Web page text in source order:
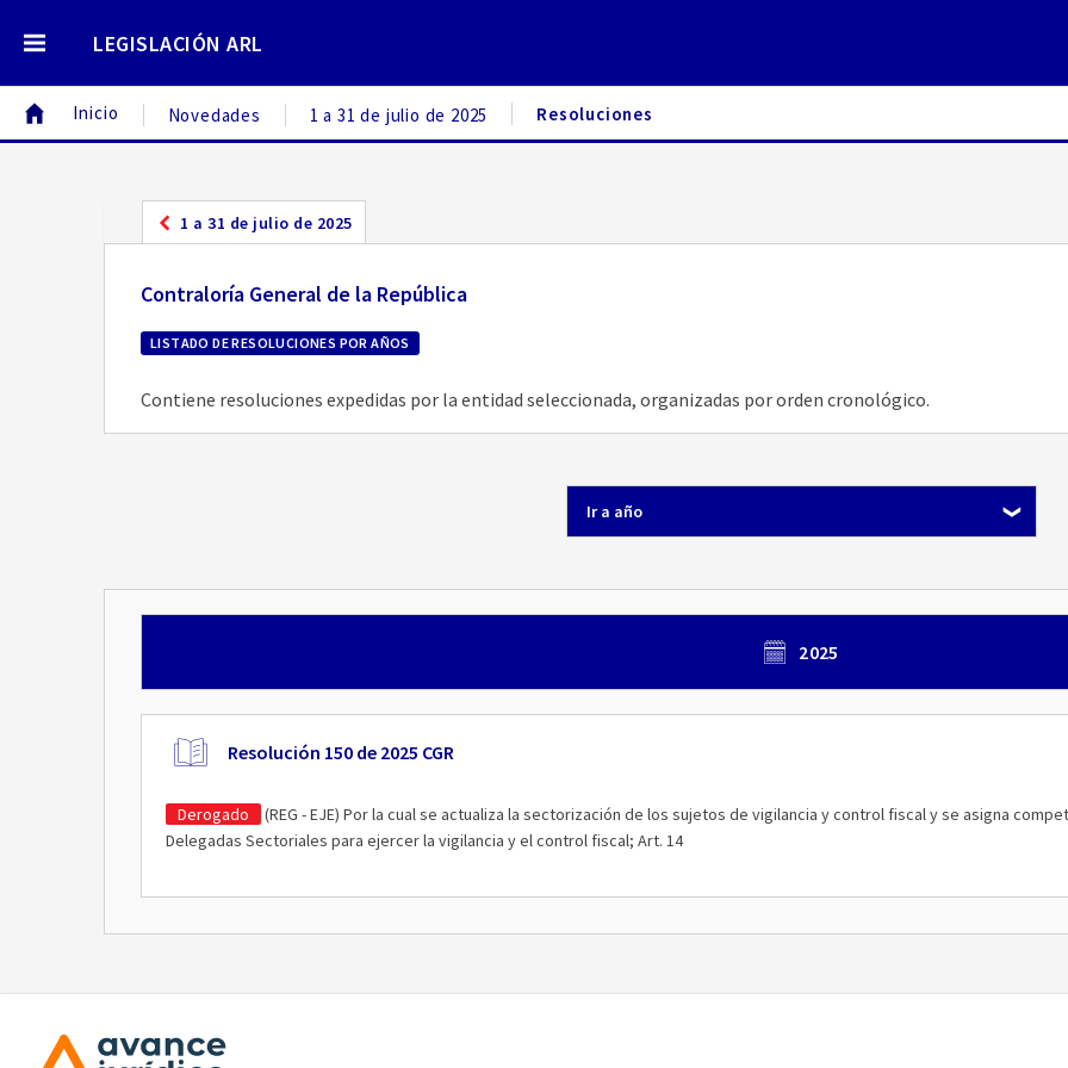
LEGISLACIÓN ARL
Inicio Novedades 1 a 31 de julio de 2025 Resoluciones
1 a 31 de julio de 2025
Contraloría General de la República
LISTADO DE RESOLUCIONES POR AÑOS
Contiene resoluciones expedidas por la entidad seleccionada, organizadas por orden cronológico.
Ir a año
2025
Resolución 150 de 2025 CGR
Derogado
(REG - EJE) Por la cual se actualiza la sectorización de los sujetos de vigilancia y control fiscal y se asigna
Delegadas Sectoriales para ejercer la vigilancia y el control fiscal; Art. 14